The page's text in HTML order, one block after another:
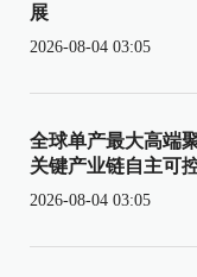
展
2026-08-04 03:05
全球单产最大高端
关键产业链自主可
2026-08-04 03:05